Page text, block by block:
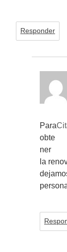
Responder
Para
obte
ner
la